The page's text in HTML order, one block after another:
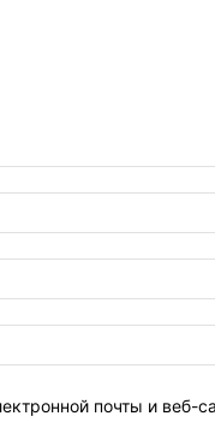
почты и веб-